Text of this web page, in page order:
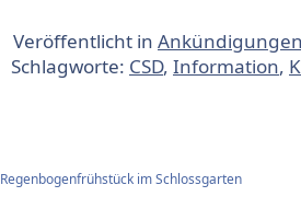
Veröffentlicht in
Schlagworte: CSD, Information,
Regenbogenfrühstück im Schlossgarten